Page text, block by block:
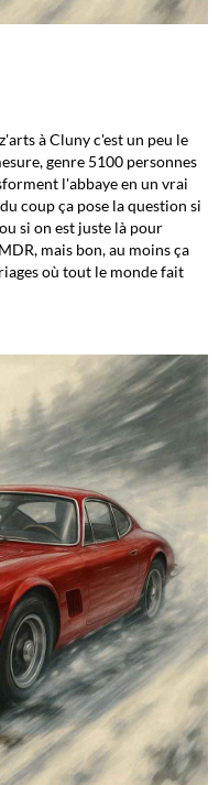
à Cluny c'est un peu le
genre 5100 personnes
l'abbaye en un vrai
coup ça pose la question si
si on est juste là pour
mais bon, au moins ça
où tout le monde fait